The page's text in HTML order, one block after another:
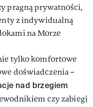
pragną prywatności,
z indywidualną
na Morze
tylko komfortowe
doświadczenia –
nad brzegiem
czy zabiegi